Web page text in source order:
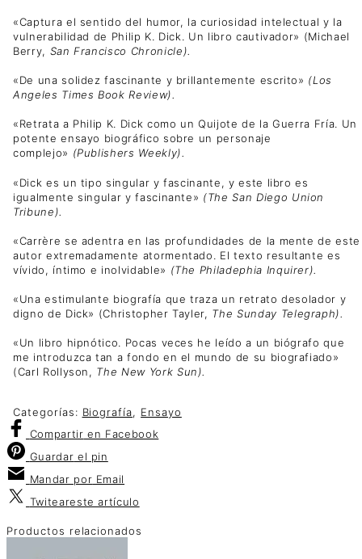
«Captura el sentido del humor, la curiosidad intelectual y la
vulnerabilidad de Philip K. Dick. Un libro cautivador» (Michael
Berry, San Francisco Chronicle).
«De una solidez fascinante y brillantemente escrito» (Los
Angeles Times Book Review).
«Retrata a Philip K. Dick como un Quijote de la Guerra Fría. Un
potente ensayo biográfico sobre un personaje
complejo» (Publishers Weekly).
«Dick es un tipo singular y fascinante, y este libro es
igualmente singular y fascinante» (The San Diego Union
Tribune).
«Carrère se adentra en las profundidades de la mente de este
autor extremadamente atormentado. El texto resultante es
vívido, íntimo e inolvidable» (The Philadephia Inquirer).
«Una estimulante biografía que traza un retrato desolador y
digno de Dick» (Christopher Tayler, The Sunday Telegraph).
«Un libro hipnótico. Pocas veces he leído a un biógrafo que
me introduzca tan a fondo en el mundo de su biografiado»
(Carl Rollyson, The New York Sun).
Categorías: Biografía, Ensayo
Compartir en Facebook
Guardar el pin
Mandar por Email
Twiteareste artículo
Productos relacionados